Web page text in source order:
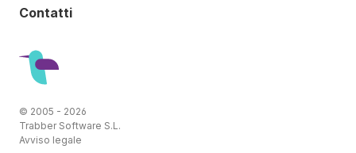
Contatti
© 2005 - 2026
Trabber Software S.L.
Avviso legale